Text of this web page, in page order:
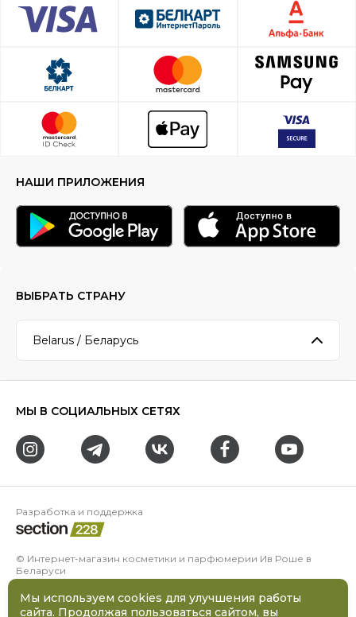
НАШИ ПРИЛОЖЕНИЯ
ВЫБРАТЬ СТРАНУ
Belarus / Беларусь
МЫ В СОЦИАЛЬНЫХ СЕТЯХ
© Интернет-магазин косметики и парфюмерии Ив Роше в
Беларуси
ООО «Даная» УНП 100228069
Адрес:220005,Республика Беларусь,Минск,проспект
Независимости, д. 48, к. 4 (2 этаж)
Разработка и поддержка
Мы используем cookies для улучшения работы
сайта. Продолжая пользоваться сайтом, вы